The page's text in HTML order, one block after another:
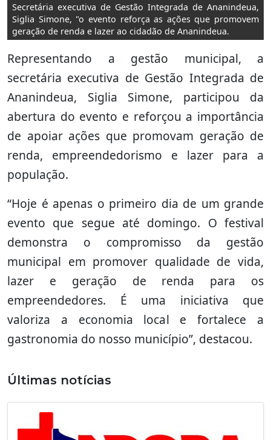
Secretária executiva de Gestão Integrada de Ananindeua,
Siglia Simone, "o evento reforça as ações que promovem
geração de renda e lazer ao cidadão de Ananindeua.
Representando a gestão municipal, a
secretária executiva de Gestão Integrada de
Ananindeua, Siglia Simone, participou da
abertura do evento e reforçou a importância
de apoiar ações que promovam geração de
renda, empreendedorismo e lazer para a
população.
“Hoje é apenas o primeiro dia de um grande
evento que segue até domingo. O festival
demonstra o compromisso da gestão
municipal em promover qualidade de vida,
lazer e geração de renda para os
empreendedores. É uma iniciativa que
valoriza a economia local e fortalece a
gastronomia do nosso município”, destacou.
Últimas notícias